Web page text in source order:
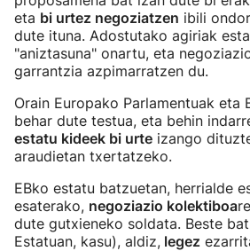
eta bi urtez negoziatzen ibili
dute ituna. Adostutako agiriak
"aniztasuna" onartu, eta
garrantzia azpimarratzen du.
Orain Europako Parlamentuak eta
behar dute testua, eta behin
estatu kideek bi urte izango
araudietan txertatzeko.
EBko estatu batzuetan, herrialde
esaterako, negoziazio kolektiboa
dute gutxieneko soldata. Beste
Estatuan, kasu), aldiz, legez